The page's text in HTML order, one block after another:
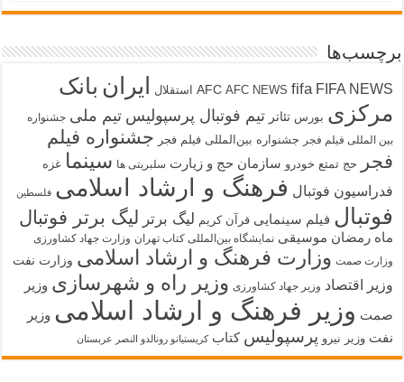
برچسب‌ها
AFC AFC NEWS fifa FIFA NEWS استقلال ایران بانک
مرکزی بورس تئاتر تیم فوتبال پرسپولیس تیم ملی جشنواره
بین المللی فیلم فجر جشنواره بین‌المللی فیلم فجر جشنواره فیلم
فجر
حج تمتع خودرو سازمان حج و زیارت سلبریتی ها سینما غزه
فدراسیون فوتبال فرهنگ و ارشاد اسلامی فلسطین
فوتبال فیلم سینمایی قرآن کریم لیگ برتر لیگ برتر فوتبال
ماه رمضان موسیقی نمایشگاه بین‌المللی کتاب تهران وزارت جهاد کشاورزی
وزارت صمت وزارت فرهنگ و ارشاد اسلامی وزارت نفت
وزیر اقتصاد وزیر جهاد کشاورزی وزیر راه و شهرسازی وزیر
صمت وزیر فرهنگ و ارشاد اسلامی وزیر
نفت وزیر نیرو پرسپولیس کتاب کریستیانو رونالدو النصر عربستان